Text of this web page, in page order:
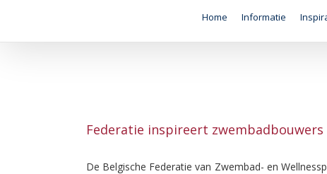
Home Informatie
Federatie inspireert
De Belgische Federatie van Zwembad- en